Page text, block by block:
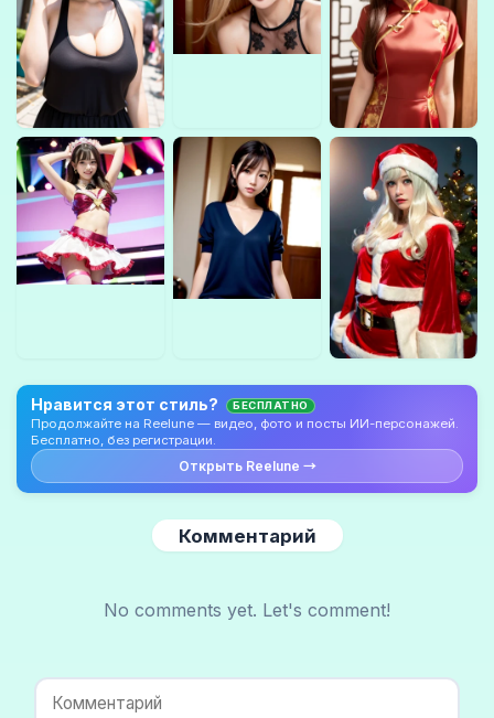
Нравится этот стиль? БЕСПЛАТНО
Продолжайте на Reelune — видео, фото и посты ИИ-персонажей.
Бесплатно, без регистрации.
Открыть Reelune →
Комментарий
No comments yet. Let's comment!